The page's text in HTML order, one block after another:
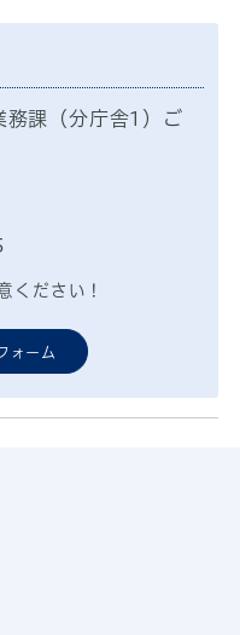
務課（分庁舎1）ご
ください！
ォーム